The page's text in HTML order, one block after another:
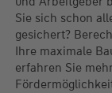
Sie sich schon
gesichert?
Ihre maximale
erfahren Sie